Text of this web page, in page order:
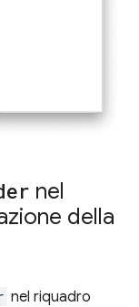
nel
della
nel riquadro